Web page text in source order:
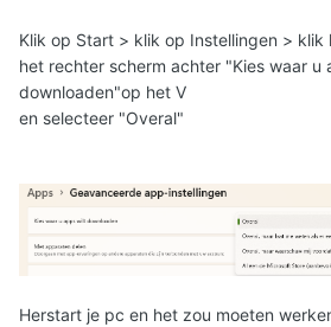
Klik op Start > klik op Instellingen > klik
het rechter scherm achter "Kies waar u
downloaden"op het V
en selecteer "Overal"
Herstart je pc en het zou moeten